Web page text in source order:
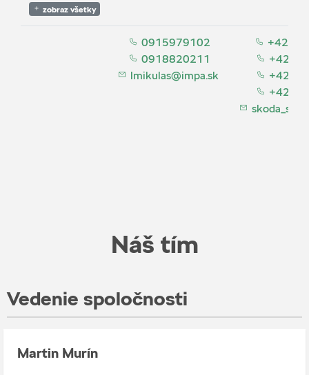
zobraz všetky
0915979102
0918820211
lmikulas@impa.sk
+421
Náš tím
Vedenie spoločnosti
Martin Murín